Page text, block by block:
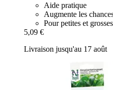
Aide pratique
Augmente les
Pour petites et
5,09 €
Livraison jusqu'au 17 août